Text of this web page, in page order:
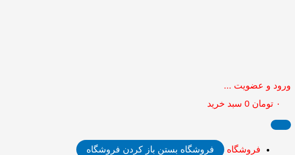
ورود و عضویت ...
۰ تومان 0 سبد خرید
فروشگاه فروشگاه بستن باز کردن فروشگاه